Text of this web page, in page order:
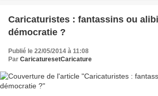
Caricaturistes : fantassins ou
démocratie ?
Publié le 22/05/2014 à 11:08
Par CaricaturesetCaricature